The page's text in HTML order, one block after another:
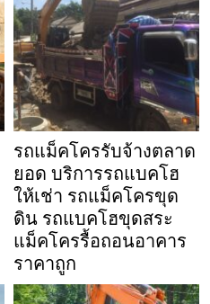
รถแม็คโครรับจ้างตลาด
ยอด บริการรถแบคโฮ
ให้เช่า รถแม็คโครขุด
ดิน รถแบคโฮขุดสระ
แม็คโครรื้อถอนอาคาร
ราคาถูก